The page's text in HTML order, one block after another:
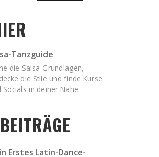
Tanzguide
die Salsa-Grundlagen,
die Stile und finde Kurse
Socials in deiner Nähe.
Erstes Latin-Dance-